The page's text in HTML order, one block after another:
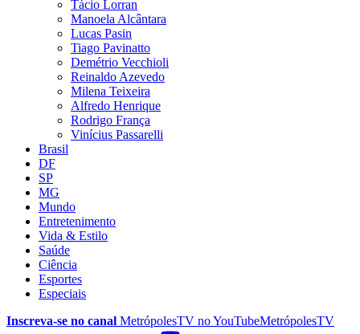
Tácio Lorran
Manoela Alcântara
Lucas Pasin
Tiago Pavinatto
Demétrio Vecchioli
Reinaldo Azevedo
Milena Teixeira
Alfredo Henrique
Rodrigo França
Vinícius Passarelli
Brasil
DF
SP
MG
Mundo
Entretenimento
Vida & Estilo
Saúde
Ciência
Esportes
Especiais
Inscreva-se no canal MetrópolesTV noYouTubeMetrópolesTV